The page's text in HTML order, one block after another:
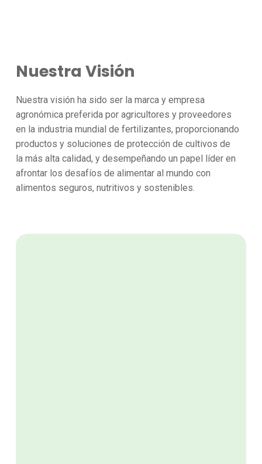
Nuestra Visión
Nuestra visión ha sido ser la marca y empresa
agronómica preferida por agricultores y proveedores
en la industria mundial de fertilizantes, proporcionando
productos y soluciones de protección de cultivos de
la más alta calidad, y desempeñando un papel líder en
afrontar los desafíos de alimentar al mundo con
alimentos seguros, nutritivos y sostenibles.